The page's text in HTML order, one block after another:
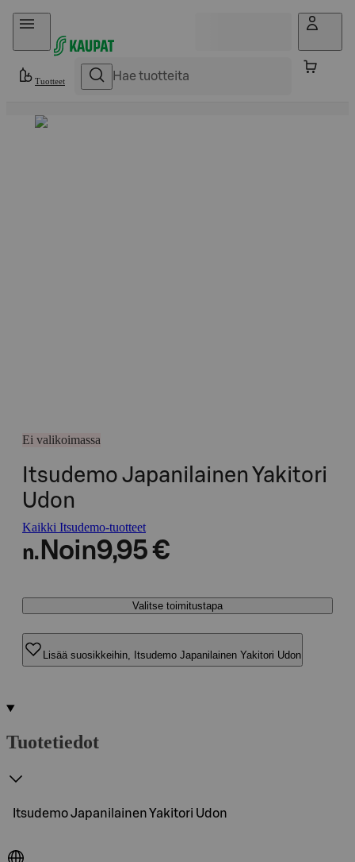
Hyppää sisältöön
Tuotteet
Ei valikoimassa
Itsudemo Japanilainen Yakitori
Udon
Kaikki Itsudemo-tuotteet
n. Noin9,95 €
Valitse toimitustapa
Lisää suosikkeihin, Itsudemo Japanilainen Yakitori Udon
Tuotetiedot
Itsudemo Japanilainen Yakitori Udon